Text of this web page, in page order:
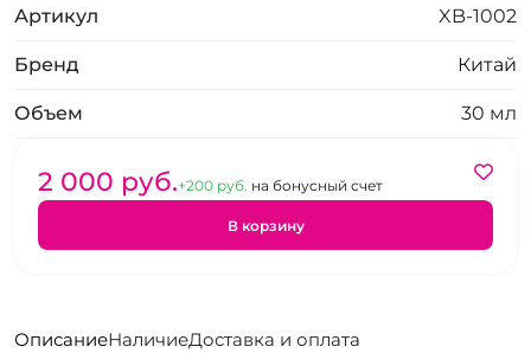
Артикул XB-1002
Бренд Китай
Объем 30 мл
2 000 pуб.+200 pуб. на бонусный счет
В корзину
ОписаниеНаличиеДоставка и оплата